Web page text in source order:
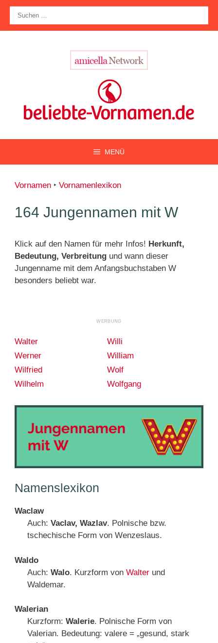
Zum
Inhalt
springen
nach:
MENÜ
Vornamen ‣ Vornamenlexikon
164 Jungennamen mit W
Klick auf den Namen für mehr Infos! Herkunft,
Bedeutung, Verbreitung und wann dieser
Jungenname mit dem Anfangsbuchstaben W
besonders beliebt war.
Walter
Werner
Wilfried
Wilhelm
Willi
William
Wolf
Wolfgang
Namenslexikon
Waclaw
Auch: Vaclav, Wazlav. Polnische bzw.
tschechische Form von Wenzeslaus.
Waldo
Auch: Walo. Kurzform von Walterund
Waldemar.
Walerian
Kurzform: Walerie. Polnische Form von
Valerian. Bedeutung: valere = „gesund, stark